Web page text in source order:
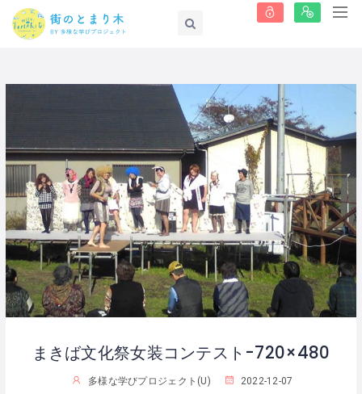
まきば文化祭女装コンテスト-720×480
多様な学びプロジェクト(U) 2022-12-07